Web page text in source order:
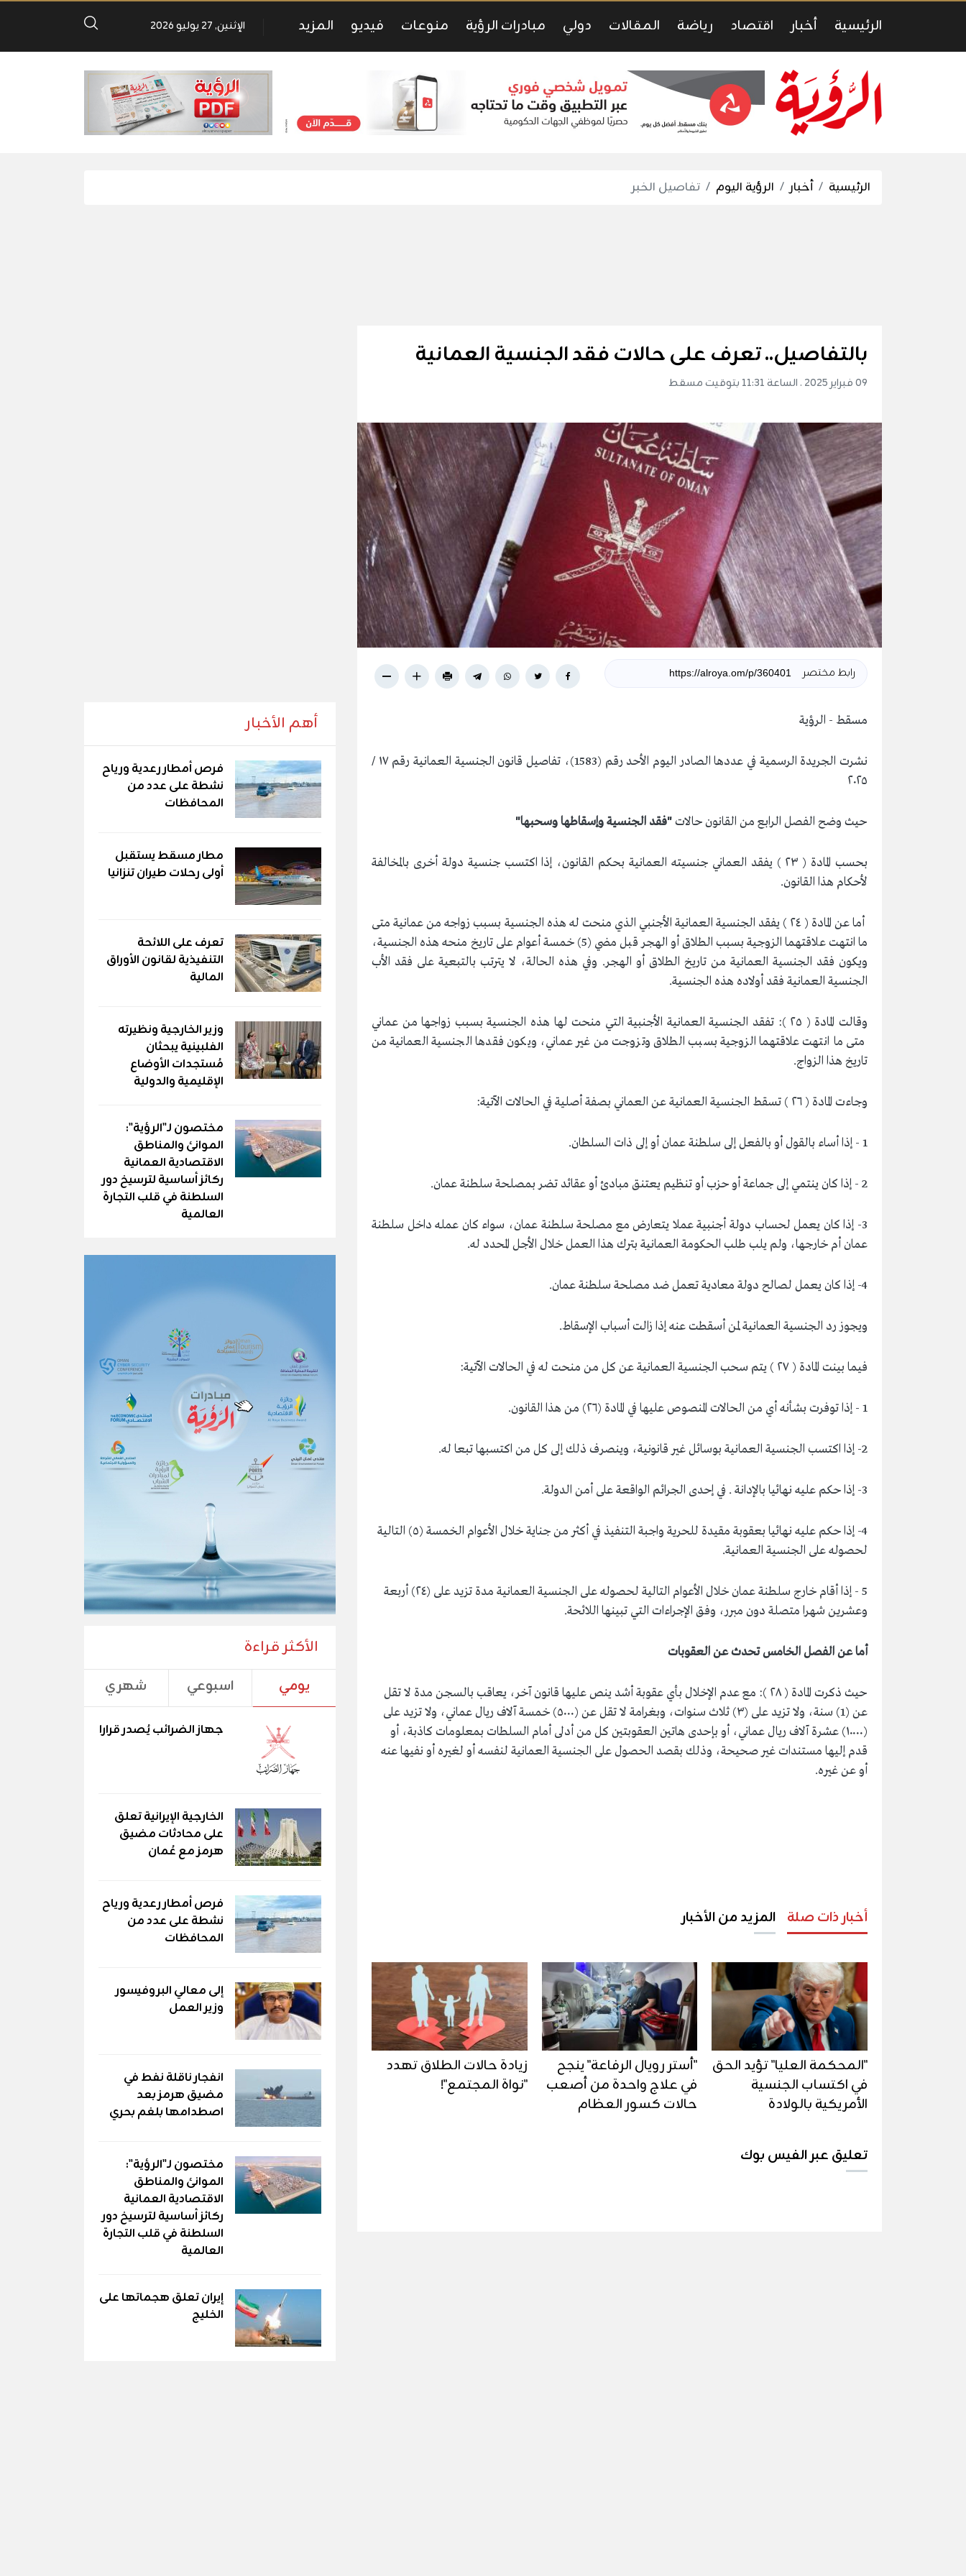
الرئيسية أخبار اقتصاد رياضة المقالات دولي مبادرات الرؤية منوعات فيديو المزيد الإثنين, 27 يوليو 2026
الرئيسية أخبار الرؤية اليوم تفاصيل الخبر
بالتفاصيل.. تعرف على حالات فقد الجنسية العمانية
09 فبراير 2025 . الساعة 11:31 بتوقيت مسقط
رابط مختصر
مسقط - الرؤية
نشرت الجريدة الرسمية في عددها الصادر اليوم الأحد رقم (1583)، تفاصيل قانون الجنسية العمانية رقم ١٧ /
٢٠٢٥
حيث وضح الفصل الرابع من القانون حالات"فقد الجنسية وإسقاطها وسحبها"
بحسب المادة ( ٢٣ ) يفقد العماني جنسيته العمانية بحكم القانون، إذا اكتسب جنسية دولة أخرى بالمخالفة
لأحكام هذا القانون.
أما عن المادة ( ٢٤ ) يفقد الجنسية العمانية الأجنبي الذي منحت له هذه الجنسية بسبب زواجه من عمانية متى
ما انتهت علاقتهما الزوجية بسبب الطلاق أو الهجر قبل مضي (5) خمسة أعوام على تاريخ منحه هذه الجنسية،
ويكون فقد الجنسية العمانية من تاريخ الطلاق أو الهجر. وفي هذه الحالة، لا يترتب بالتبعية على فقد الأب
الجنسية العمانية فقد أولاده هذه الجنسية.
وقالت المادة ( ٢٥ ): تفقد الجنسية العمانية الأجنبية التي منحت لها هذه الجنسية بسبب زواجها من عماني
متى ما انتهت علاقتهما الزوجية بسبب الطلاق وتزوجت من غير عماني، ويكون فقدها الجنسية العمانية من
تاريخ هذا الزواج.
وجاءت المادة ( ٢٦ ) تسقط الجنسية العمانية عن العماني بصفة أصلية في الحالات الآتية:
1 - إذا أساء بالقول أو بالفعل إلى سلطنة عمان أو إلى ذات السلطان.
2 - إذا كان ينتمي إلى جماعة أو حزب أو تنظيم يعتنق مبادئ أو عقائد تضر بمصلحة سلطنة عمان.
3- إذا كان يعمل لحساب دولة أجنبية عملا يتعارض مع مصلحة سلطنة عمان، سواء كان عمله داخل سلطنة
عمان أم خارجها، ولم يلب طلب الحكومة العمانية بترك هذا العمل خلال الأجل المحدد له.
4- إذا كان يعمل لصالح دولة معادية تعمل ضد مصلحة سلطنة عمان.
ويجوز رد الجنسية العمانية لمن أسقطت عنه إذا زالت أسباب الإسقاط.
فيما بينت المادة ( ۲۷ ) يتم سحب الجنسية العمانية عن كل من منحت له في الحالات الآتية:
1 - إذا توفرت بشأنه أي من الحالات المنصوص عليها في المادة (٢٦) من هذا القانون.
2- إذا اكتسب الجنسية العمانية بوسائل غير قانونية، وينصرف ذلك إلى كل من اكتسبها تبعا له.
3- إذا حكم عليه نهائيا بالإدانة . في إحدى الجرائم الواقعة على أمن الدولة.
4- إذا حكم عليه نهائيا بعقوبة مقيدة للحرية واجبة التنفيذ في أكثر من جناية خلال الأعوام الخمسة (٥) التالية
لحصوله على الجنسية العمانية.
5 - إذا أقام خارج سلطنة عمان خلال الأعوام التالية لحصوله على الجنسية العمانية مدة تزيد على (٢٤) أربعة
وعشرين شهرا متصلة دون مبرر، وفق الإجراءات التي تبينها اللائحة.
أما عن الفصل الخامس تحدث عن العقوبات
حيث ذكرت المادة ( ٢٨ ): مع عدم الإخلال بأي عقوبة أشد ينص عليها قانون آخر، يعاقب بالسجن مدة لا تقل
عن (1) سنة، ولا تزيد على (۳) ثلاث سنوات، وبغرامة لا تقل عن (٥٠٠٠) خمسة آلاف ريال عماني، ولا تزيد على
(۱۰۰۰۰) عشرة آلاف ريال عماني، أو بإحدى هاتين العقوبتين كل من أدلى أمام السلطات بمعلومات كاذبة، أو
قدم إليها مستندات غير صحيحة، وذلك بقصد الحصول على الجنسية العمانية لنفسه أو لغيره أو نفيها عنه
أو عن غيره.
أخبار ذات صلة المزيد من الأخبار
"المحكمة العليا" تؤيد الحق
في اكتساب الجنسية
الأمريكية بالولادة
"أستر رويال الرفاعة" ينجح
في علاج واحدة من أصعب
حالات كسور العظام
زيادة حالات الطلاق تهدد
"نواة المجتمع"!
تعليق عبر الفيس بوك
أهم الأخبار
فرص أمطار رعدية ورياح
نشطة على عدد من
المحافظات
مطار مسقط يستقبل
أولى رحلات طيران تنزانيا
تعرف على اللائحة
التنفيذية لقانون الأوراق
المالية
وزير الخارجية ونظيرته
الفلبينية يبحثان
مُستجدات الأوضاع
الإقليمية والدولية
مختصون لـ"الرؤية":
الموانئ والمناطق
الاقتصادية العمانية
ركائز أساسية لترسيخ دور
السلطنة في قلب التجارة
العالمية
الأكثر قراءة
يومي اسبوعي شهري
جهاز الضرائب يُصدر قرارا
الخارجية الإيرانية تعلق
على محادثات مضيق
هرمز مع عُمان
فرص أمطار رعدية ورياح
نشطة على عدد من
المحافظات
إلى معالي البروفيسور
وزير العمل
انفجار ناقلة نفط في
مضيق هرمز بعد
اصطدامها بلغم بحري
مختصون لـ"الرؤية":
الموانئ والمناطق
الاقتصادية العمانية
ركائز أساسية لترسيخ دور
السلطنة في قلب التجارة
العالمية
إيران تعلق هجماتها على
الخليج